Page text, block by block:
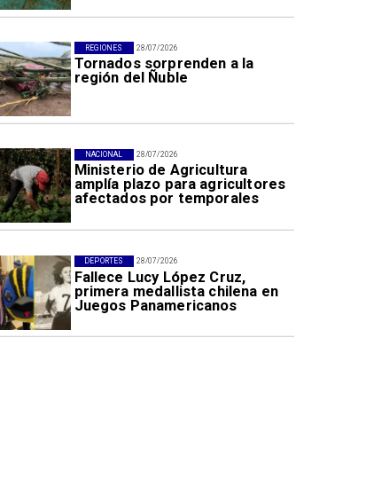
28/07/2026
Tornados sorprenden a la
región del Ñuble
REGIONES
28/07/2026
Ministerio de Agricultura
amplía plazo para agricultores
afectados por temporales
NACIONAL
28/07/2026
Fallece Lucy López Cruz,
primera medallista chilena en
Juegos Panamericanos
DEPORTES